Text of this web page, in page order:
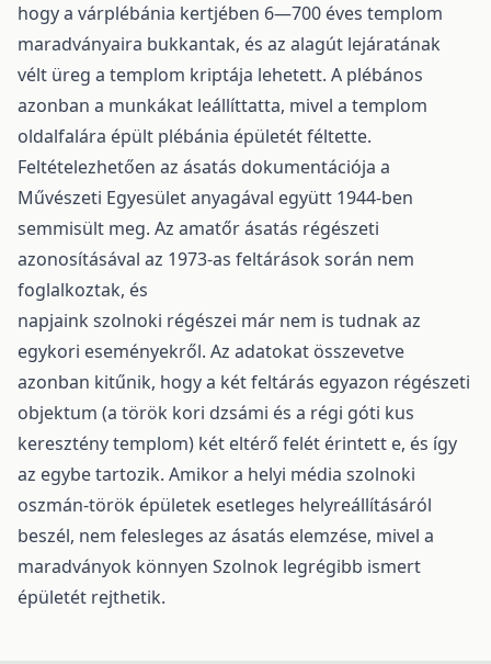
hogy a várplébánia kertjében 6—700 éves templom
maradványaira bukkantak, és az alagút lejáratának
vélt üreg a templom kriptája lehetett. A plébános
azonban a munkákat leállíttatta, mivel a templom
oldalfalára épült plébánia épületét féltette.
Feltételezhetően az ásatás dokumentációja a
Művészeti Egyesület anyagával együtt 1944-ben
semmisült meg. Az amatőr ásatás régészeti
azonosításával az 1973-as feltárások során nem
foglalkoztak, és
napjaink szolnoki régészei már nem is tudnak az
egykori eseményekről. Az adatokat összevetve
azonban kitűnik, hogy a két feltárás egyazon régészeti
objektum (a török kori dzsámi és a régi góti kus
keresztény templom) két eltérő felét érintett e, és így
az egybe tartozik. Amikor a helyi média szolnoki
oszmán-török épületek esetleges helyreállításáról
beszél, nem felesleges az ásatás elemzése, mivel a
maradványok könnyen Szolnok legrégibb ismert
épületét rejthetik.